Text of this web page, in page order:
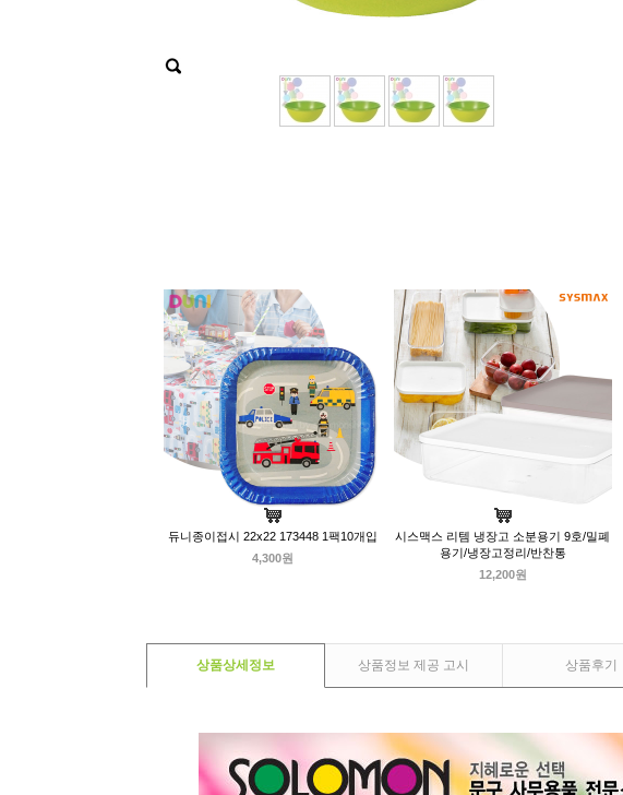
듀니종이접시 22x22 173448 1팩10개입
4,300원
시스맥스 리템 냉장고 소분용기 9호/밀폐
용기/냉장고정리/반찬통
12,200원
상품상세정보 상품정보 제공 고시 상품후기